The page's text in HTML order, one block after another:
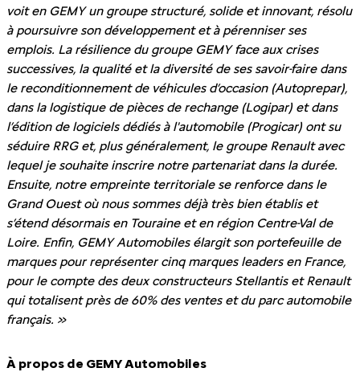
voit en GEMY un groupe structuré, solide et innovant, résolu
à poursuivre son développement et à pérenniser ses
emplois. La résilience du groupe GEMY face aux crises
successives, la qualité et la diversité de ses savoir-faire dans
le reconditionnement de véhicules d’occasion (Autoprepar),
dans la logistique de pièces de rechange (Logipar) et dans
l’édition de logiciels dédiés à l'automobile (Progicar) ont su
séduire RRG et, plus généralement, le groupe Renault avec
lequel je souhaite inscrire notre partenariat dans la durée.
Ensuite, notre empreinte territoriale se renforce dans le
Grand Ouest où nous sommes déjà très bien établis et
s’étend désormais en Touraine et en région Centre-Val de
Loire. Enfin, GEMY Automobiles élargit son portefeuille de
marques pour représenter cinq marques leaders en France,
pour le compte des deux constructeurs Stellantis et Renault
qui totalisent près de 60% des ventes et du parc automobile
français. »
À propos de GEMY Automobiles